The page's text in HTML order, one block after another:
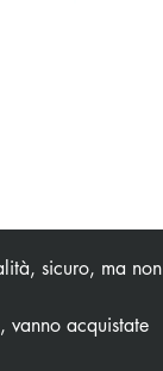
sicuro, ma non
vanno acquistate